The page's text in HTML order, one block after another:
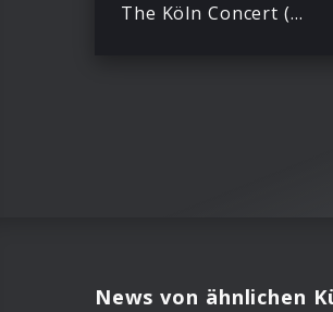
The Köln Concert (50th Anniversary) Ltd. Ed. 2LP + Excl. T-Shirt
News von ähnlichen